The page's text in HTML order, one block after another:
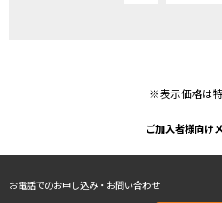
※表示価格は
ご加入者様向け
お電話でのお申し込み・お問い合わせ